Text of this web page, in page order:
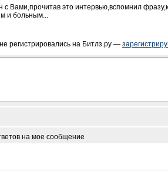
с Вами,прочитав это интервью,вспомнил
и больным...
регистрировались на Битлз.ру —
на мое сообщение